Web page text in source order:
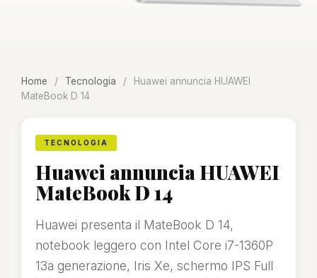
Home / Tecnologia /
Huawei annuncia HUAWEI
MateBook D 14
TECNOLOGIA
Huawei annuncia HUAWEI
MateBook D 14
Huawei presenta il MateBook D 14,
notebook leggero con Intel Core i7-1360P
13a generazione, Iris Xe, schermo IPS Full